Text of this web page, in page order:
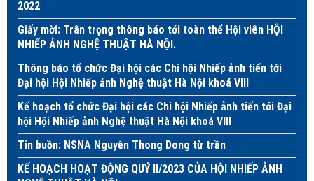
2022
Giấy mời: Trân trọng thông báo tới toàn thể Hội viên HỘI
NHIẾP ẢNH NGHỆ THUẬT HÀ NỘI.
Thông báo tổ chức Đại hội các Chi hội Nhiếp ảnh tiến tới
Đại hội Hội Nhiếp ảnh Nghệ thuật Hà Nội khoá VIII
Kế hoạch tổ chức Đại hội các Chi hội Nhiếp ảnh tiến tới Đại
hội Hội Nhiếp ảnh Nghệ thuật Hà Nội khoá VIII
Tin buồn: NSNA Nguyễn Thong Dong từ trần
KẾ HOẠCH HOẠT ĐỘNG QUÝ II/2023 CỦA HỘI NHIẾP ẢNH